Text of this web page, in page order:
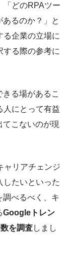
「どのRPAツー
るのか？」と
る企業の立場に
する際の参考に
きる場があるこ
人にとって有益
こないのが現
ャリアチェンジ
したいといった
べるべく、キ
Googleトレン
を調査しまし